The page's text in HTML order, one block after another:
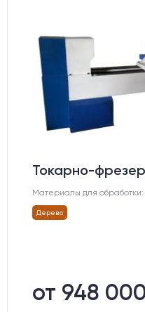
Токарно-
Материалы для обработки:
Дерево
от 948